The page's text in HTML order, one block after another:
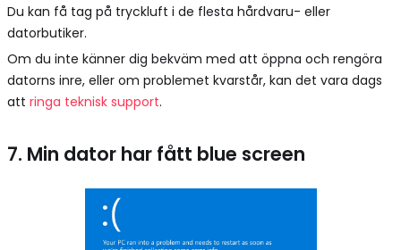
Du kan få tag på tryckluft i de flesta hårdvaru- eller
datorbutiker.
Om du inte känner dig bekväm med att öppna och rengöra
datorns inre, eller om problemet kvarstår, kan det vara dags
att ringa teknisk support.
7. Min dator har fått blue screen